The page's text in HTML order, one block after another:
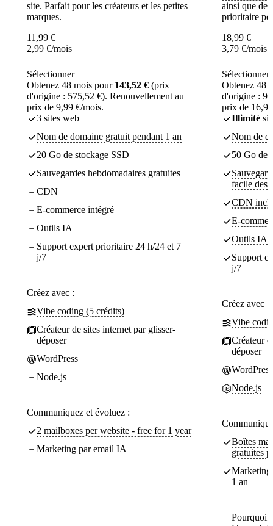
site. Parfait pour les créateurs et les petites
marques.
11,99 €
2,99 €/mois
Sélectionner
Obtenez 48 mois pour 143,52 € (prix
d'origine : 575,52 €). Renouvellement au
prix de 9,99 €/mois.
3 sites web
Nom de domaine gratuit pendant 1 an
20 Go de stockage SSD
Sauvegardes hebdomadaires gratuites
CDN
E-commerce intégré
Outils IA
Support expert prioritaire 24 h/24 et 7
j/7
Créez avec :
Vibe coding (5 crédits)
Créateur de sites internet par glisser-
déposer
WordPress
Node.js
Communiquez et évoluez :
2 mailboxes per website - free for 1 year
Marketing par email IA
ainsi que
prioritaire
18,99 €
3,79 €/mois
Sélectionner
Obtenez 48
d'origine :
prix de
Illimité
Nom de
50 Go de
facile des
CDN
E-
Outils IA
Support
j/7
Créez avec :
Vibe
Créateur
déposer
WordPress
Node.js
Boîtes
gratuites
Marketing
1 an
Pourquoi